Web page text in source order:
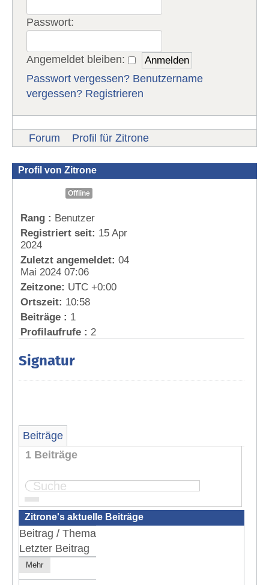
Passwort:
Angemeldet bleiben:
Passwort vergessen? Benutzername
vergessen? Registrieren
Forum Profil für Zitrone
Profil von Zitrone
Offline
Rang : Benutzer
Registriert seit: 15 Apr
2024
Zuletzt angemeldet: 04
Mai 2024 07:06
Zeitzone: UTC +0:00
Ortszeit: 10:58
Beiträge : 1
Profilaufrufe : 2
Signatur
Beiträge
1 Beiträge
Seite:
Zitrone's aktuelle Beiträge
Beitrag / Thema
Letzter Beitrag
Mehr